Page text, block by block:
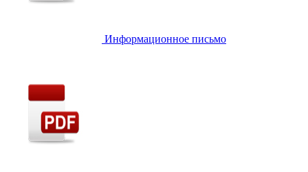
Информационное письмо